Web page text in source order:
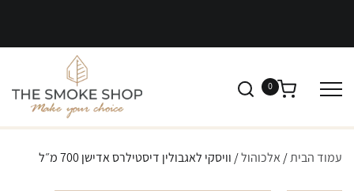
0
עמוד הבית/ אלכוהול/ וויסקי לאגבולין דיסטילרס אדישן 700 מ״ל